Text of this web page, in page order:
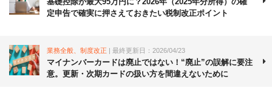
定申告で確実に押さえておきたい税制改正ポイント
業務全般、制度改正 | 最終更新日：2026/04/23
マイナンバーカードは廃止ではない！“廃止”の誤解に要注
意。更新・次期カードの扱い方を間違えないために